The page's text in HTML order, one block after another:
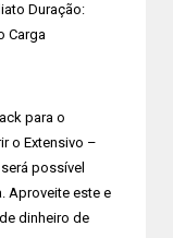
Duração:
Carga
para o
o Extensivo –
possível
Aproveite este e
dinheiro de